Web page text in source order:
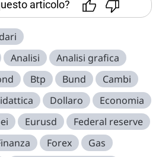
articolo?
Analisi
Analisi grafica
Btp Bund
Cambi
Dollaro
Economia
Eurusd
Federal reserve
Forex
Gas